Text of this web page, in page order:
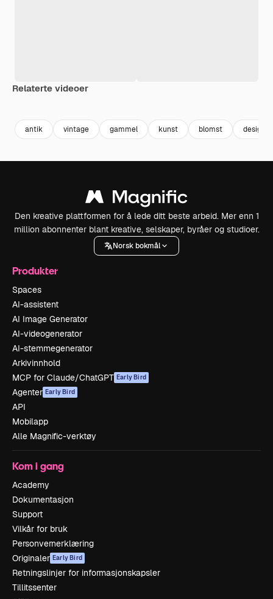
Relaterte videoer
antik vintage gammel kunst blomst design
Den kreative plattformen for å lede ditt beste arbeid. Mer enn 1
million abonnenter blant kreative, selskaper, byråer og studioer.
Norsk bokmål
Produkter
Spaces
AI-assistent
AI Image Generator
AI-videogenerator
AI-stemmegenerator
Arkivinnhold
MCP for Claude/ChatGPT Early Bird
Agenter Early Bird
API
Mobilapp
Alle Magnific-verktøy
Kom i gang
Academy
Dokumentasjon
Support
Vilkår for bruk
Personvernerklæring
Originaler Early Bird
Retningslinjer for informasjonskapsler
Tillitssenter